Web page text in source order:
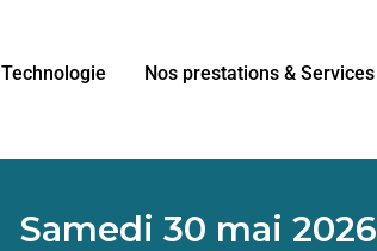
Technologie Nos prestations & Services
Samedi 30 mai 2026